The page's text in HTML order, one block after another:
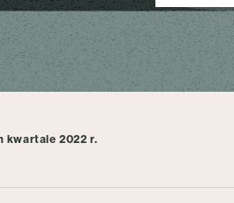
kwartale 2022 r.